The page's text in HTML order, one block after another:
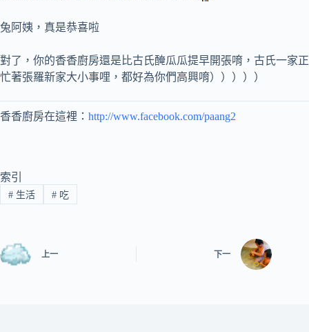
兔阿姨，真是恭喜啦
對了，你的香香廚房還是比古氏醃瓜瓜提早開張唷，古氏一家正
忙著張羅新家大小事哩，都好為你們高興唷）））））
香香廚房在這裡： http://www.facebook.com/paang2
索引
#生活 #吃
上一 下一